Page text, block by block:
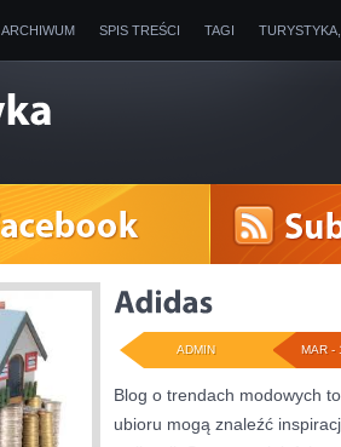
ARCHIWUM SPIS TREŚCI TAGI
MAR -
ADMIN
Blog o trendach modowych
ubioru mogą znaleźć